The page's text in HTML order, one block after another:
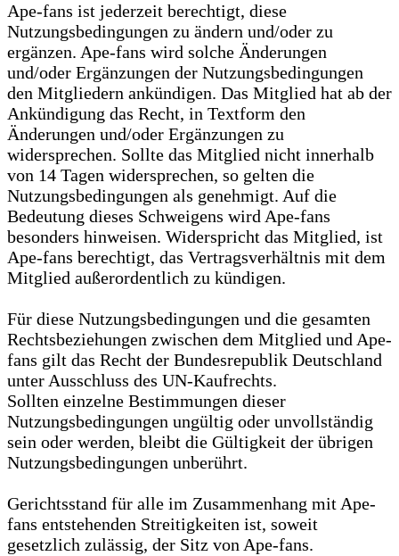
Ape-fans ist jederzeit berechtigt, diese
Nutzungsbedingungen zu ändern und/oder zu
ergänzen. Ape-fans wird solche Änderungen
und/oder Ergänzungen der Nutzungsbedingungen
den Mitgliedern ankündigen. Das Mitglied hat ab der
Ankündigung das Recht, in Textform den
Änderungen und/oder Ergänzungen zu
widersprechen. Sollte das Mitglied nicht innerhalb
von 14 Tagen widersprechen, so gelten die
Nutzungsbedingungen als genehmigt. Auf die
Bedeutung dieses Schweigens wird Ape-fans
besonders hinweisen. Widerspricht das Mitglied, ist
Ape-fans berechtigt, das Vertragsverhältnis mit dem
Mitglied außerordentlich zu kündigen.
Für diese Nutzungsbedingungen und die gesamten
Rechtsbeziehungen zwischen dem Mitglied und Ape-
fans gilt das Recht der Bundesrepublik Deutschland
unter Ausschluss des UN-Kaufrechts.
Sollten einzelne Bestimmungen dieser
Nutzungsbedingungen ungültig oder unvollständig
sein oder werden, bleibt die Gültigkeit der übrigen
Nutzungsbedingungen unberührt.
Gerichtsstand für alle im Zusammenhang mit Ape-
fans entstehenden Streitigkeiten ist, soweit
gesetzlich zulässig, der Sitz von Ape-fans.